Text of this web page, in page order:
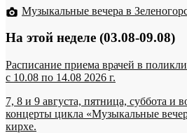
Музыкальные вечера в
На этой неделе (03.08-09.08)
Расписание приема врачей в
c 10.08 по 14.08 2026 г.
7, 8 и 9 августа, пятница, суббота и
концерты цикла «Музыкальные
кирхе.